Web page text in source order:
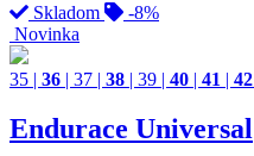
Skladom
-8%
Novinka
35 | 36 | 37 | 38 | 39 | 40 | 41 | 42
Endurace Universal